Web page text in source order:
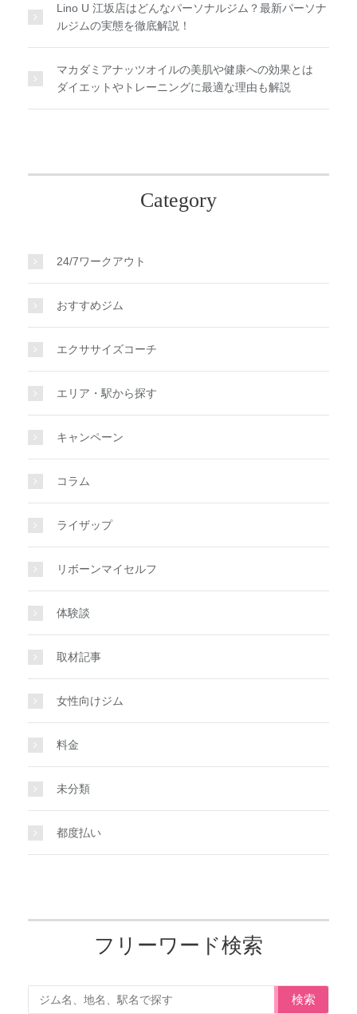
Lino U 江坂店はどんなパーソナルジム？最新パーソナ
ルジムの実態を徹底解説！
マカダミアナッツオイルの美肌や健康への効果とは
ダイエットやトレーニングに最適な理由も解説
Category
24/7ワークアウト
おすすめジム
エクササイズコーチ
エリア・駅から探す
キャンペーン
コラム
ライザップ
リボーンマイセルフ
体験談
取材記事
女性向けジム
料金
未分類
都度払い
フリーワード検索
検索